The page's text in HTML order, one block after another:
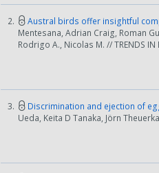
2. Austral birds offer insightful
Mentesana, Adrian Craig, Roman
Rodrigo A., Nicolas M. // TRENDS IN
3. Discrimination and ejection of
Ueda, Keita D Tanaka, Jörn